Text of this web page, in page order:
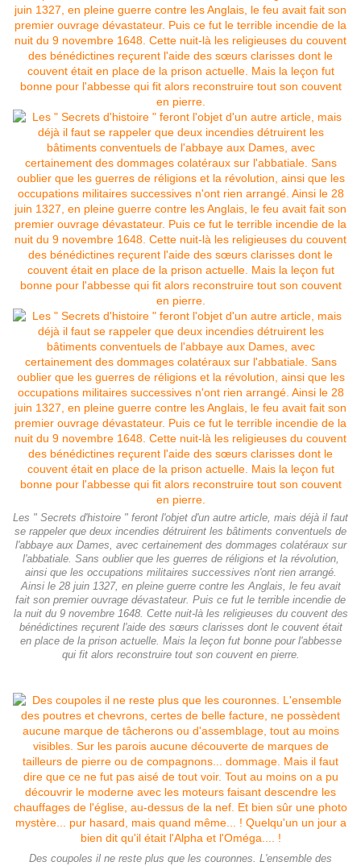
Les " Secrets d'histoire " feront l'objet d'un autre article, mais déjà il faut
se rappeler que deux incendies détruirent les bâtiments conventuels de
l'abbaye aux Dames, avec certainement des dommages colatéraux sur
l'abbatiale. Sans oublier que les guerres de réligions et la révolution,
ainsi que les occupations militaires successives n'ont rien arrangé.
Ainsi le 28 juin 1327, en pleine guerre contre les Anglais, le feu avait
fait son premier ouvrage dévastateur. Puis ce fut le terrible incendie de
la nuit du 9 novembre 1648. Cette nuit-là les religieuses du couvent des
bénédictines reçurent l'aide des sœurs clarisses dont le couvent était
en place de la prison actuelle. Mais la leçon fut bonne pour l'abbesse
qui fit alors reconstruire tout son couvent en pierre.
Des coupoles il ne reste plus que les couronnes. L'ensemble des